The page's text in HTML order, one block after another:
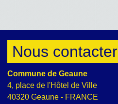
Nous contacter
Commune de Geaune
4, place de l'Hôtel de Ville
40320 Geaune - FRANCE